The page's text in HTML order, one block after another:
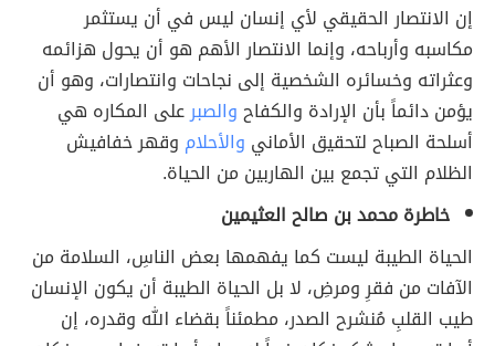
إن الانتصار الحقيقي لأي إنسان ليس في أن يستثمر
مكاسبه وأرباحه، وإنما الانتصار الأهم هو أن يحول هزائمه
وعثراته وخسائره الشخصية إلى نجاحات وانتصارات، وهو أن
يؤمن دائماً بأن الإرادة والكفاحوالصبرعلى المكاره هي
أسلحة الصباح لتحقيق الأماني والأحلام وقهر خفافيش
الظلام التي تجمع بين الهاربين من الحياة.
خاطرة محمد بن صالح العثيمين
الحياة الطيبة ليست كما يفهمها بعض الناسِ، السلامة من
الآفات من فقرِ ومرضِ، لا بل الحياة الطيبة أن يكون الإنسان
طيب القلبِ مُنشرح الصدر، مطمئناً بقضاء الله وقدره، إن